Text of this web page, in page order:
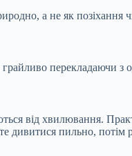
а не як позіхання
перекладаючи з
від хвилювання.
пильно, потім